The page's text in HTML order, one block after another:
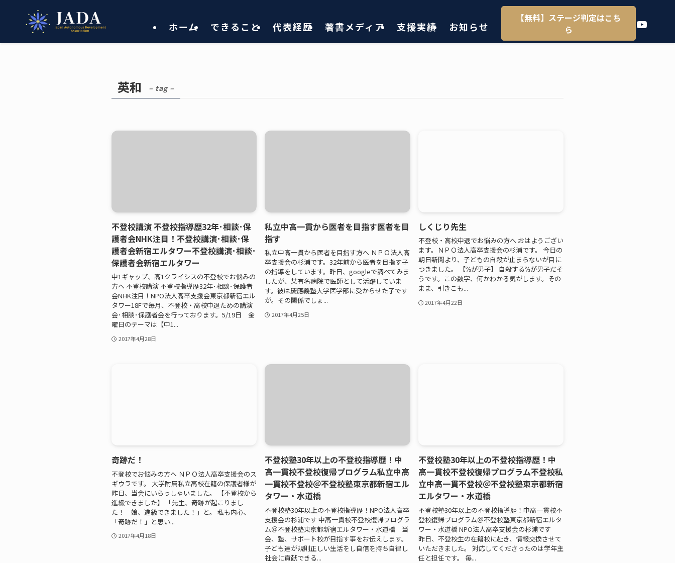
ホーム できること 代表経歴 著書メディア 支援実績 お知らせ
【無料】ステージ判定はこち
ら
YouTube
英和 – tag –
不登校講演 不登校指導歴32年･相談･保
護者会NHK注目！不登校講演･相談･保
護者会新宿エルタワー不登校講演･相談･
保護者会新宿エルタワー
中1ギャップ、高1クライシスの不登校でお悩みの
方へ 不登校講演 不登校指導歴32年･相談･保護者
会NHK注目！NPO法人高卒支援会東京都新宿エル
タワー18Fで毎月、不登校・高校中退ための講演
会･相談･保護者会を行っております。5/19日 金
曜日のテーマは【中1...
2017年4月28日
私立中高一貫から医者を目指す医者を目
指す
私立中高一貫から医者を目指す方へ ＮＰＯ法人高
卒支援会の杉浦です。32年前から医者を目指す子
の指導をしています。昨日、googleで調べてみま
したが、某有名病院で医師として活躍していま
す。彼は慶應義塾大学医学部に受からせた子です
が。その関係でしょ...
2017年4月25日
しくじり先生
不登校・高校中退でお悩みの方へ おはようござい
ます。ＮＰＯ法人高卒支援会の杉浦です。 今日の
朝日新聞より、子どもの自殺が止まらないが目に
つきました。 【⅔が男子】 自殺する⅔が男子だそ
うです。この数字、何かわかる気がします。その
まま、引きこも...
2017年4月22日
奇跡だ！
不登校でお悩みの方へ ＮＰＯ法人高卒支援会のス
ギウラです。 大学附属私立高校在籍の保護者様が
昨日、当会にいらっしゃいました。 【不登校から
進級できました】 「先生、奇跡が起こりまし
た！ 娘、進級できました！」と。 私も内心、
「奇跡だ！」と思い...
2017年4月18日
不登校塾30年以上の不登校指導歴！中
高一貫校不登校復帰プログラム私立中高
一貫校不登校＠不登校塾東京都新宿エル
タワー・水道橋
不登校塾30年以上の不登校指導歴！NPO法人高卒
支援会の杉浦です 中高一貫校不登校復帰プログラ
ム＠不登校塾東京都新宿エルタワー・水道橋 当
会、塾、サポート校が目指す事をお伝えします。
子ども達が規則正しい生活をし自信を持ち自律し
社会に貢献できる...
不登校塾30年以上の不登校指導歴！中
高一貫校不登校復帰プログラム不登校私
立中高一貫不登校＠不登校塾東京都新宿
エルタワー・水道橋
不登校塾30年以上の不登校指導歴！中高一貫校不
登校復帰プログラム＠不登校塾東京都新宿エルタ
ワー・水道橋 NPO法人高卒支援会の杉浦です
昨日、不登校生の在籍校に赴き、情報交換させて
いただきました。 対応してくださったのは学年主
任と担任です。 毎...